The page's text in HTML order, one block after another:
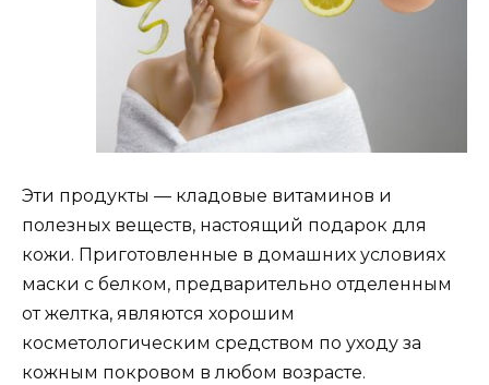
Эти продукты — кладовые витаминов и
полезных веществ, настоящий подарок для
кожи. Приготовленные в домашних условиях
маски с белком, предварительно отделенным
от желтка, являются хорошим
косметологическим средством по уходу за
кожным покровом в любом возрасте.